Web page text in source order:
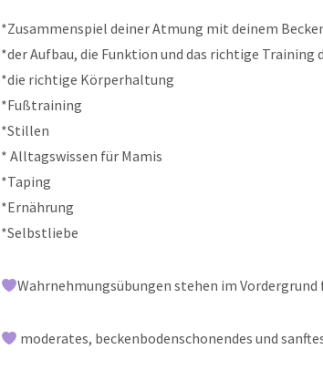
*Zusammenspiel deiner Atmung mit deinem
*der Aufbau, die Funktion und das richtige Training
*die richtige Körperhaltung
*Fußtraining
*Stillen
* Alltagswissen für Mamis
*Taping
*Ernährung
*Selbstliebe
Wahrnehmungsübungen stehen im Vordergrund
moderates, beckenbodenschonendes und